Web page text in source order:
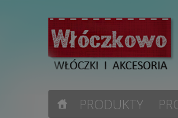
PRODUKTY